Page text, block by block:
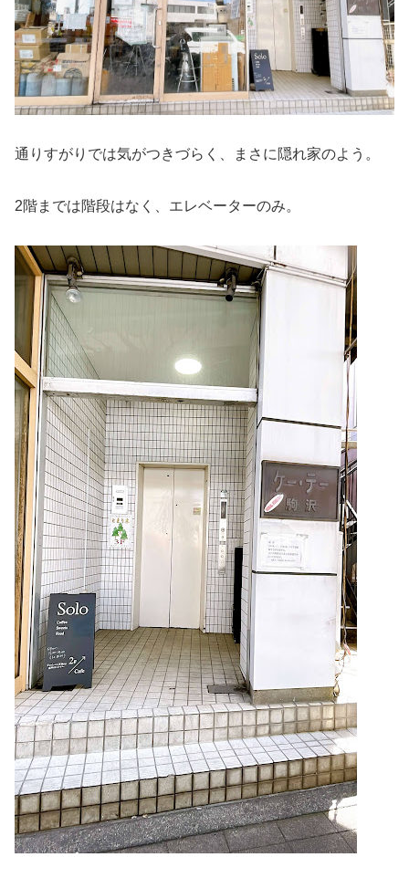
通りすがりでは気がつきづらく、まさに隠れ家のよう。
2階までは階段はなく、エレベーターのみ。